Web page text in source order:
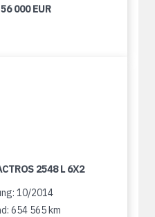
56 000 EUR
2548 L 6X2
10/2014
654 565 km